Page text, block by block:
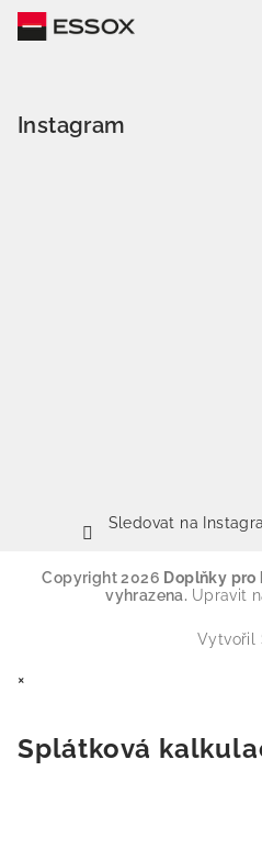
Instagram
Sledovat na
Copyright 2026 Doplňky pro
vyhrazena. Upravit
Vytvořil
×
Splátková